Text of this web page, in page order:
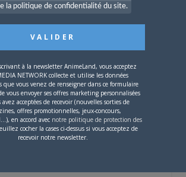
pas dans la liste,contactez-nous!
la politique de confidentialité du site.
à la newsletter AnimeLand, vous acceptez
NETWORK collecte et utilise les données
que vous venez de renseigner dans ce formulaire
vous envoyer ses offres marketing personnalisées
acceptées de recevoir (nouvelles sorties de
offres promotionnelles, jeux-concours,
en accord avec notre politique de protection des
cocher la cases ci-dessus si vous acceptez de
recevoir notre newsletter.